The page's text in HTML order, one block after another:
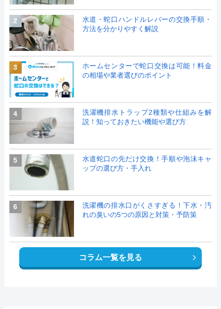
2
水道・蛇口ハンドルレバーの交換手順・
方法を分かりやすく解説
3
ホームセンターで蛇口交換は可能！料金
の相場や業者選びのポイント
4
洗濯機排水トラップ2種類や仕組みを解
説！知っておきたい機能や選び方
5
水道蛇口の先だけ交換！手順や泡沫キャ
ップの選び方・手入れ
6
洗濯機の排水口がくさすぎる！下水・汚
れの臭いの5つの原因と対策・予防策
コラム一覧を見る